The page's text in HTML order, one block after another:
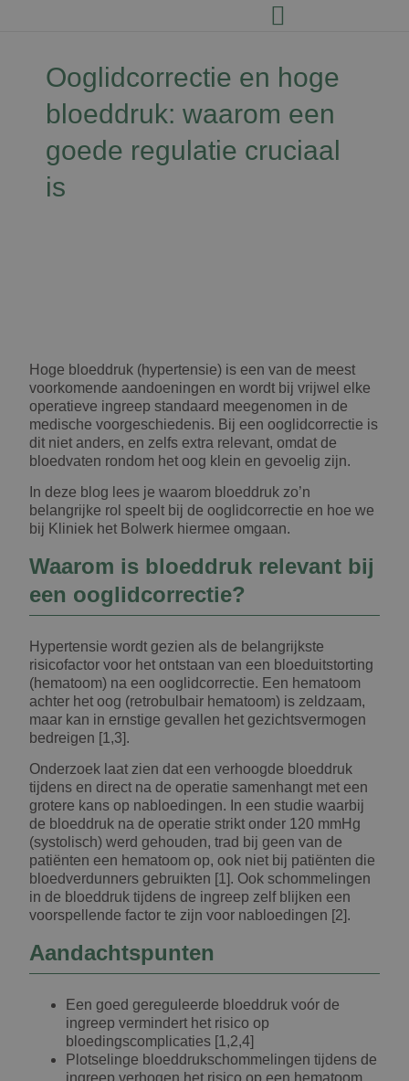
Ooglidcorrectie en hoge
bloeddruk: waarom een
goede regulatie cruciaal
is
Hoge bloeddruk (hypertensie) is een van de meest
voorkomende aandoeningen en wordt bij vrijwel elke
operatieve ingreep standaard meegenomen in de
medische voorgeschiedenis. Bij een ooglidcorrectie is
dit niet anders, en zelfs extra relevant, omdat de
bloedvaten rondom het oog klein en gevoelig zijn.
In deze blog lees je waarom bloeddruk zo’n
belangrijke rol speelt bij de ooglidcorrectie en hoe we
bij Kliniek het Bolwerk hiermee omgaan.
Waarom is bloeddruk relevant bij
een ooglidcorrectie?
Hypertensie wordt gezien als de belangrijkste
risicofactor voor het ontstaan van een bloeduitstorting
(hematoom) na een ooglidcorrectie. Een hematoom
achter het oog (retrobulbair hematoom) is zeldzaam,
maar kan in ernstige gevallen het gezichtsvermogen
bedreigen [1,3].
Onderzoek laat zien dat een verhoogde bloeddruk
tijdens en direct na de operatie samenhangt met een
grotere kans op nabloedingen. In een studie waarbij
de bloeddruk na de operatie strikt onder 120 mmHg
(systolisch) werd gehouden, trad bij geen van de
patiënten een hematoom op, ook niet bij patiënten die
bloedverdunners gebruikten [1]. Ook schommelingen
in de bloeddruk tijdens de ingreep zelf blijken een
voorspellende factor te zijn voor nabloedingen [2].
Aandachtspunten
Een goed gereguleerde bloeddruk voór de
ingreep vermindert het risico op
bloedingscomplicaties [1,2,4]
Plotselinge bloeddrukschommelingen tijdens de
ingreep verhogen het risico op een hematoom,